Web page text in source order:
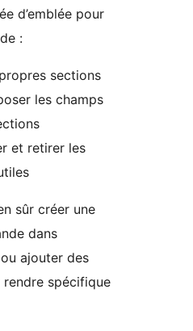
d’emblée pour
:
sections
les champs
et retirer les
sûr créer une
dans
ajouter des
spécifique